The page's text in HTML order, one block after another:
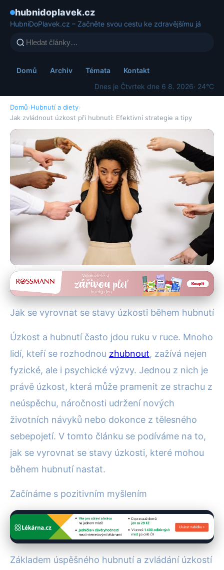
hubnidoplavek.cz
HubniDoPlavek.cz – Začněte svou cestu ke zdravějšímu já
Domů Archiv Témata
Kontakt
Dnes je Čtvrtek dne 6 8. 2026· 24°C
Domů›Hubnutí a diety›
Jak zvládnout úzkost při hubnutí: Efektivní strategie a tipy
Hubnutí a diety
Jak zvládnout úzkost při
tipy
Jak se vyrovnat se stavy úzkosti během hubnutí
Úzkost a hubnutí často jdou ruku v ruce. Mnoho
lidí, kteří se rozhodnou zhubnout, zažívá nejen
fyzické, ale i psychické výzvy. Jednou z nich je
právě úzkost, která může pramenit ze strachu z
neúspěchu, náročnosti udržení nových
životních návyků nebo dokonce z tělesného
sebepojetí. V tomto článku se podíváme na to,
jak se vyrovnat se stavy úzkosti, které mohou
během hubnutí nastat.
Začínáme s pozitivním myšlením
Základem úspěšného hubnutí a zvládání úzkostí